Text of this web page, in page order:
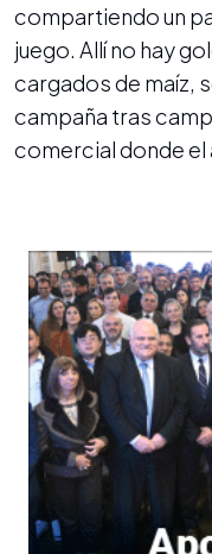
compartiendo un
juego. Allí no hay
cargados de maíz,
campaña tras
comercial donde el